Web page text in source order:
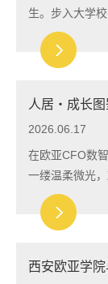
生。步入大学
搏，书写充实
过大学英语四
人居・成长
2026.06.17
在欧亚CFO数
一缕温柔微光
了我的成长轨
场，桌椅歪斜
西安欧亚学